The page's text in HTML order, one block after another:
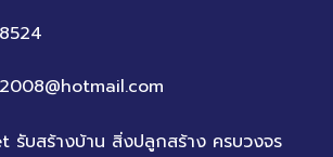
รับสร้างบ้าน สิ่งปลูกสร้าง ครบวงจร